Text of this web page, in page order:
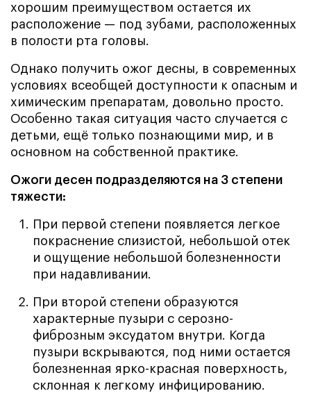
хорошим преимуществом остается их
расположение — под зубами, расположенных
в полости рта головы.
Однако получить ожог десны, в современных
условиях всеобщей доступности к опасным и
химическим препаратам, довольно просто.
Особенно такая ситуация часто случается с
детьми, ещё только познающими мир, и в
основном на собственной практике.
Ожоги десен подразделяются на 3 степени
тяжести:
При первой степени появляется легкое
покраснение слизистой, небольшой отек
и ощущение небольшой болезненности
при надавливании.
При второй степени образуются
характерные пузыри с серозно-
фиброзным эксудатом внутри. Когда
пузыри вскрываются, под ними остается
болезненная ярко-красная поверхность,
склонная к легкому инфицированию.